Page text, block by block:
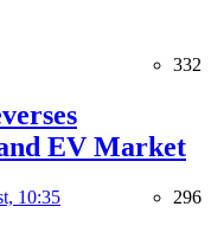
332
EV Market
10:35 296